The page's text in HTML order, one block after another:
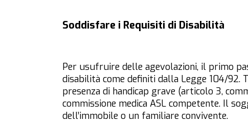
Soddisfare i Requisiti di Disabilità
Per usufruire delle agevolazioni, il primo
disabilità come definiti dalla Legge 104/
presenza di handicap grave (articolo 3,
commissione medica ASL competente. Il
dell’immobile o un familiare convivente.